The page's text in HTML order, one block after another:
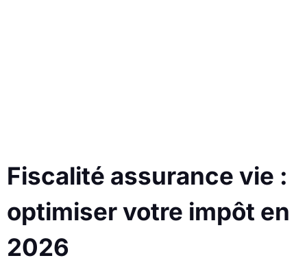
Fiscalité assurance vie :
optimiser votre impôt en
2026